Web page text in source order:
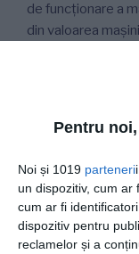
Pentru
Noi și 1019 parteneri
un dispozitiv, cum ar
cum ar fi
dispozitiv pentru
reclamelor și a
de funcționare a
din valoarea
perfectă stare de
lângă asta, este
iar tu să faci
După acceptarea
încheierea
subterană a
intemperii și
permanență. Poți